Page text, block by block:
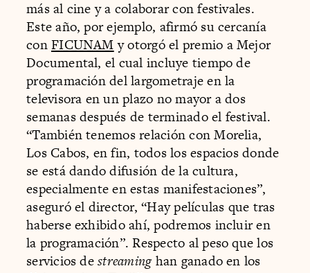
más al cine y a colaborar con festivales.
Este año, por ejemplo, afirmó su cercanía
conFICUNAMy otorgó el premio a Mejor
Documental, el cual incluye tiempo de
programación del largometraje en la
televisora en un plazo no mayor a dos
semanas después de terminado el festival.
“También tenemos relación con Morelia,
Los Cabos, en fin, todos los espacios donde
se está dando difusión de la cultura,
especialmente en estas manifestaciones”,
aseguró el director, “Hay películas que tras
haberse exhibido ahí, podremos incluir en
la programación”. Respecto al peso que los
servicios destreaminghan ganado en los